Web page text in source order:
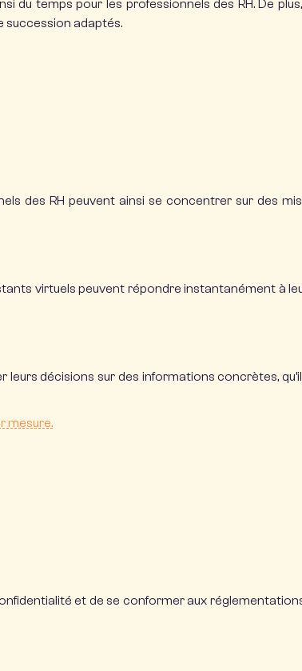
du temps pour les professionnels des RH. De
succession adaptés.
des RH peuvent ainsi se concentrer sur des
virtuels peuvent répondre instantanément à
leurs décisions sur des informations concrètes,
mesure.
et de se conformer aux